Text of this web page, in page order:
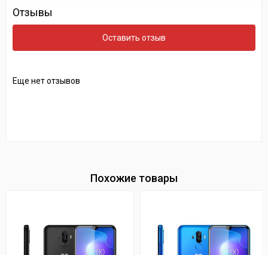
Отзывы
Оставить отзыв
Еще нет отзывов
Похожие товары